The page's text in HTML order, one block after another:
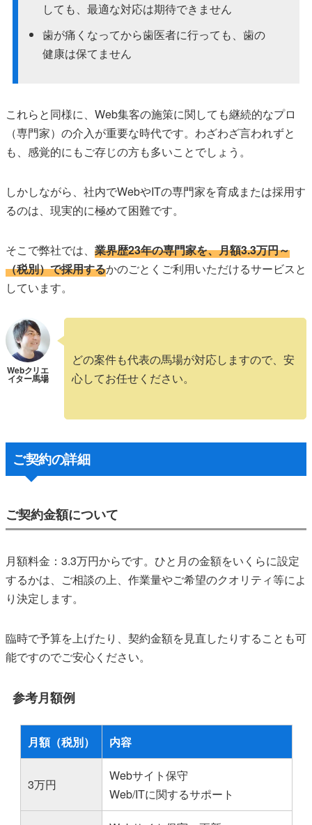
しても、最適な対応は期待できません
歯が痛くなってから歯医者に行っても、歯の
健康は保てません
これらと同様に、Web集客の施策に関しても継続的なプロ
（専門家）の介入が重要な時代です。わざわざ言われずと
も、感覚的にもご存じの方も多いことでしょう。
しかしながら、社内でWebやITの専門家を育成または採用す
るのは、現実的に極めて困難です。
そこで弊社では、 業界歴23年の専門家を、月額3.3万円～
（税別）で採用するかのごとくご利用いただけるサービスと
しています。
どの案件も代表の馬場が対応しますので、安
心してお任せください。
ご契約の詳細
ご契約金額について
月額料金：3.3万円からです。ひと月の金額をいくらに設定
するかは、ご相談の上、作業量やご希望のクオリティ等によ
り決定します。
臨時で予算を上げたり、契約金額を見直したりすることも可
能ですのでご安心ください。
参考月額例
月額（税別） 内容
3万円
Webサイト保守
Web/ITに関するサポート